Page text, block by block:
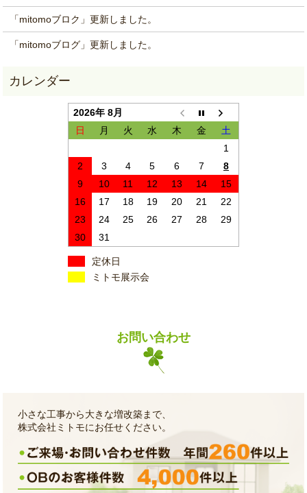
「mitomoブロク」更新しました。
「mitomoブログ」更新しました。
2026年 8月
日
月 火 水 木 金
土
1
2
3 4 5 6 7
8
9
10 11 12 13 14
15
16
17 18 19 20 21
22
23
24 25 26 27 28
29
30
31
定休日
ミトモ展示会
お問い合わせ
小さな工事から大きな増改築まで、
株式会社ミトモにお任せください。